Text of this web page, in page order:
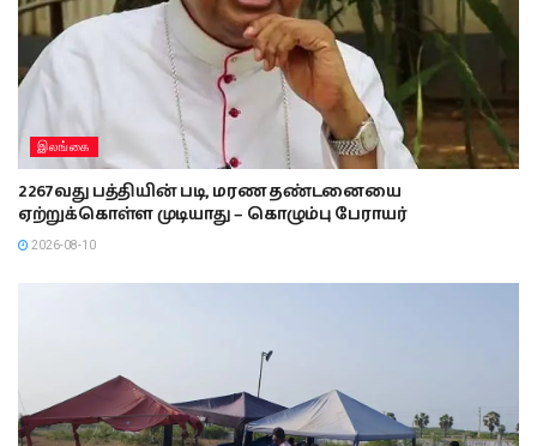
இலங்கை
2267வது பத்தியின் படி, மரண தண்டனையை
ஏற்றுக்கொள்ள முடியாது – கொழும்பு பேராயர்
2026-08-10